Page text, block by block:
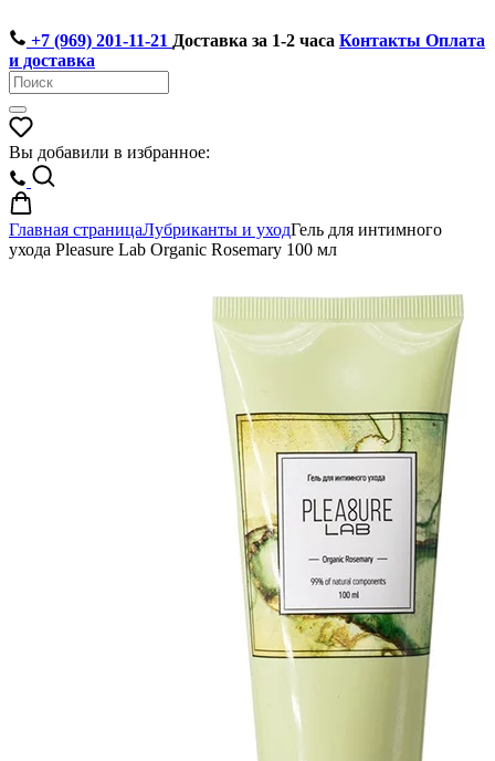
+7 (969) 201-11-21 Доставка за 1-2 часа Контакты Оплата
и доставка
Вы добавили в избранное:
Главная страницаЛубриканты и уходГель для интимного
ухода Pleasure Lab Organic Rosemary 100 мл